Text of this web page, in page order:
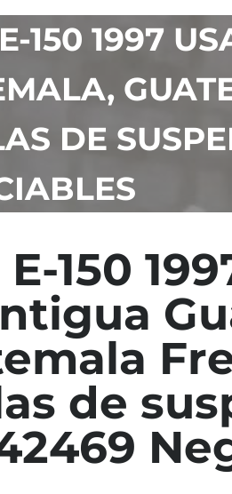
150 1997
DE
150
de